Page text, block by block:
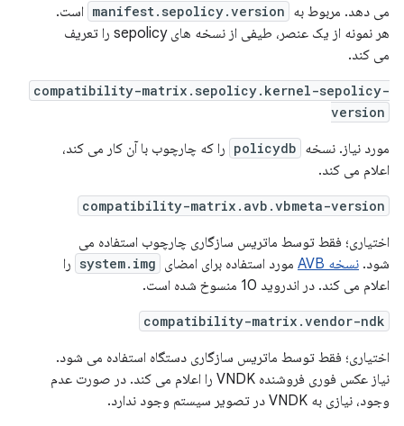
می دهد. مربوط به manifest.sepolicy.version است.
هر نمونه از یک عنصر، طیفی از نسخه های sepolicy را تعریف
می کند.
compatibility-matrix.sepolicy.kernel-sepolicy-
version
مورد نیاز. نسخه policydb را که چارچوب با آن کار می کند،
اعلام می کند.
compatibility-matrix.avb.vbmeta-version
اختیاری؛ فقط توسط ماتریس سازگاری چارچوب استفاده می
شود. نسخه AVB مورد استفاده برای امضای system.img را
اعلام می کند. در اندروید 10 منسوخ شده است.
compatibility-matrix.vendor-ndk
اختیاری؛ فقط توسط ماتریس سازگاری دستگاه استفاده می شود.
نیاز عکس فوری فروشنده VNDK را اعلام می کند. در صورت عدم
وجود، نیازی به VNDK در تصویر سیستم وجود ندارد.